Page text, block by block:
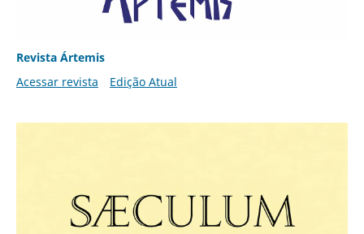
Revista Ártemis
Acessar revista
Edição Atual